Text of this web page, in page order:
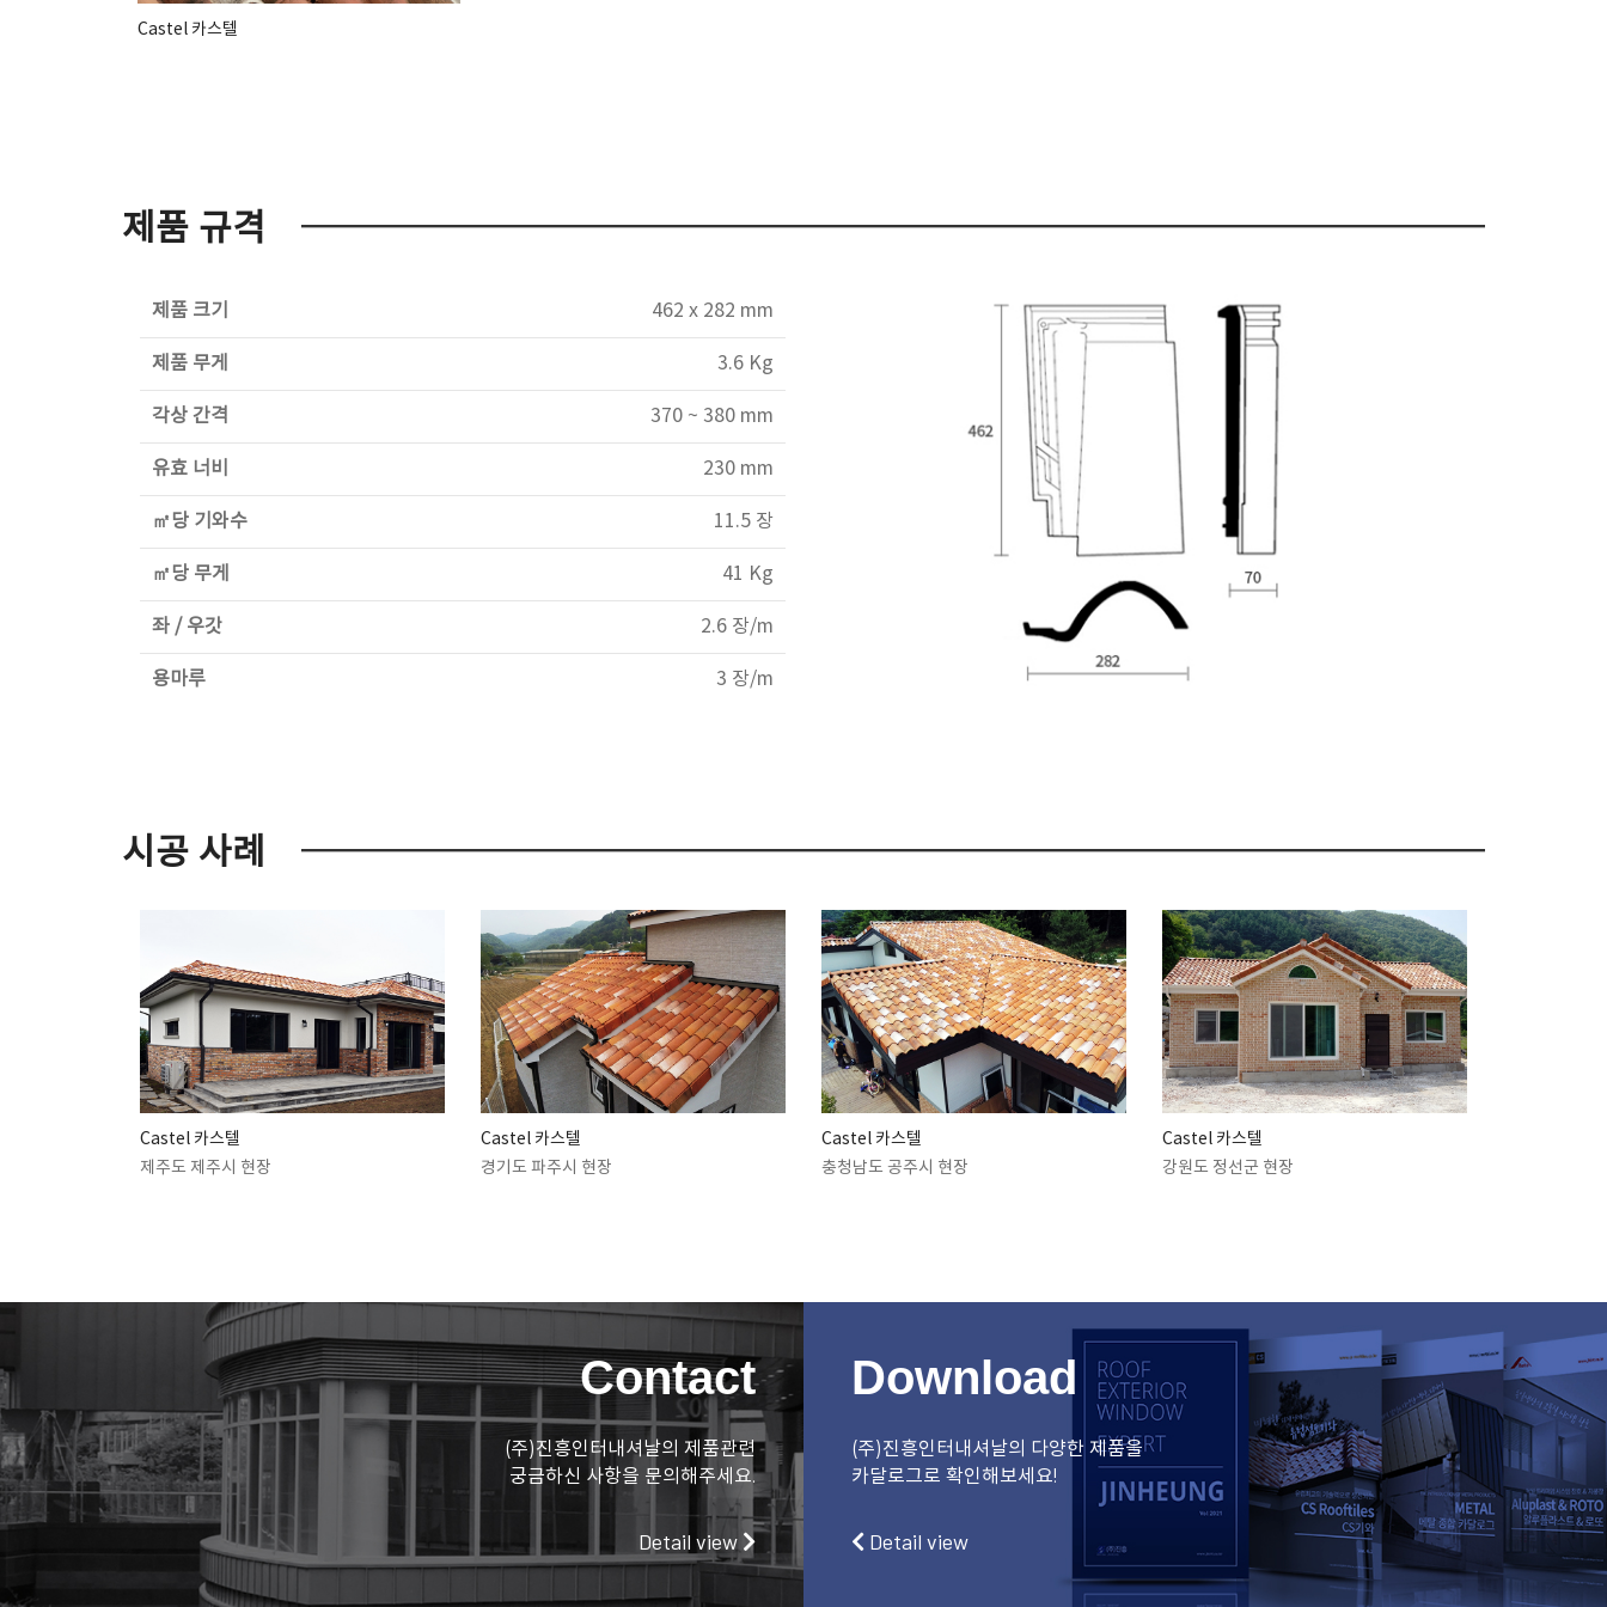
Castel 카스텔
제품 규격
제품 크기 462 x 282 mm
제품 무게 3.6 Kg
각상 간격 370 ~ 380 mm
유효 너비 230 mm
㎡당 기와수 11.5 장
㎡당 무게 41 Kg
좌 / 우갓 2.6 장/m
용마루 3 장/m
시공 사례
Castel 카스텔
제주도 제주시 현장
Castel 카스텔
경기도 파주시 현장
Castel 카스텔
충청남도 공주시 현장
Castel 카스텔
강원도 정선군 현장
Contact
(주)진흥인터내셔날의 제품관련
궁금하신 사항을 문의해주세요.
Detail view
Download
(주)진흥인터내셔날의 다양한 제품을
카달로그로 확인해보세요!
Detail view